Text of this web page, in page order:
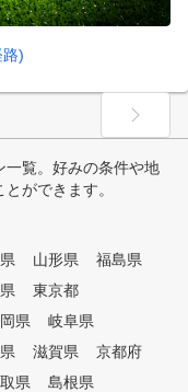
)
一覧。好みの条件や地
ができます。
山形県
福島県
東京都
県
岐阜県
滋賀県
京都府
県
島根県